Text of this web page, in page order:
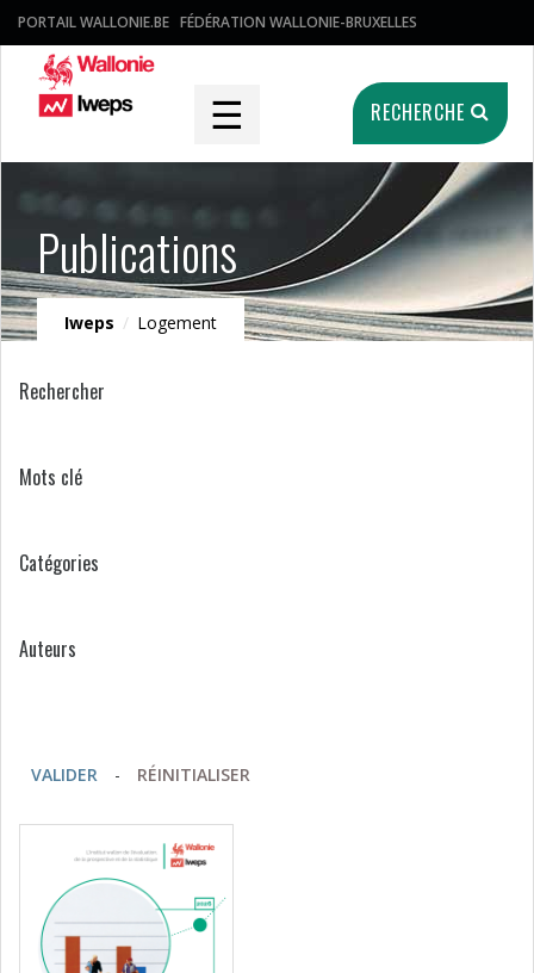
PORTAIL WALLONIE.BE FÉDÉRATION WALLONIE-BRUXELLES
☰ RECHERCHE
Publications
Iweps / Logement
Rechercher
Mots clé
Catégories
Auteurs
VALIDER - RÉINITIALISER